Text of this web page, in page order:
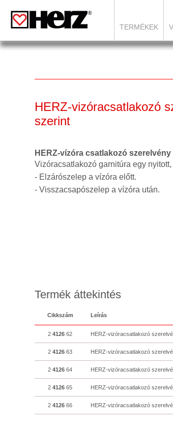
TERMÉKEK
HERZ-vizóracsatlakozó
szerint
HERZ-vízóra csatlakozó szerelvény
Vizóracsatlakozó garnitúra egy
- Elzárószelep a vízóra előtt.
- Visszacsapószelep a vízóra után.
Termék áttekintés
Cikkszám Leírás
2 4126 62 HERZ-vizóracsatlakozó
2 4126 63 HERZ-vizóracsatlakozó
2 4126 64 HERZ-vizóracsatlakozó
2 4126 65 HERZ-vizóracsatlakozó
2 4126 66 HERZ-vizóracsatlakozó